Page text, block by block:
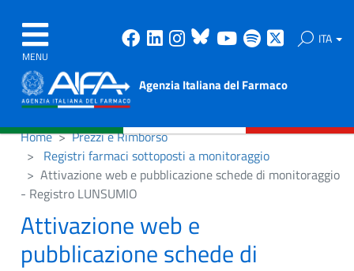
MENU
Facebook
Linkedin
Instagram
Bluesky
Youtube
Spotify ITA
Agenzia Italiana del Farmaco
Home
Prezzi e Rimborso
Registri farmaci sottoposti a monitoraggio
Attivazione web e pubblicazione schede di monitoraggio
- Registro LUNSUMIO
Attivazione web e
pubblicazione schede di